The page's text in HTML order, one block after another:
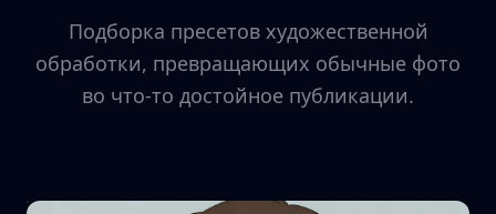
Подборка пресетов художественной
обработки, превращающих обычные фото
во что-то достойное публикации.